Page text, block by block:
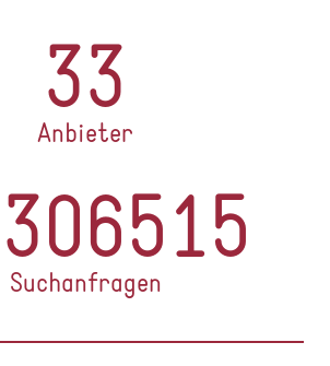
33
Anbieter
Suchanfragen